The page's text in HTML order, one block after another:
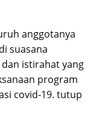
anggotanya
suasana
istirahat yang
program
covid-19. tutup